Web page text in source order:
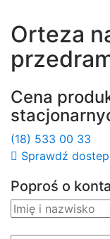
Orteza
Cena
(18) 533 00 33
Sprawdź
Poproś o